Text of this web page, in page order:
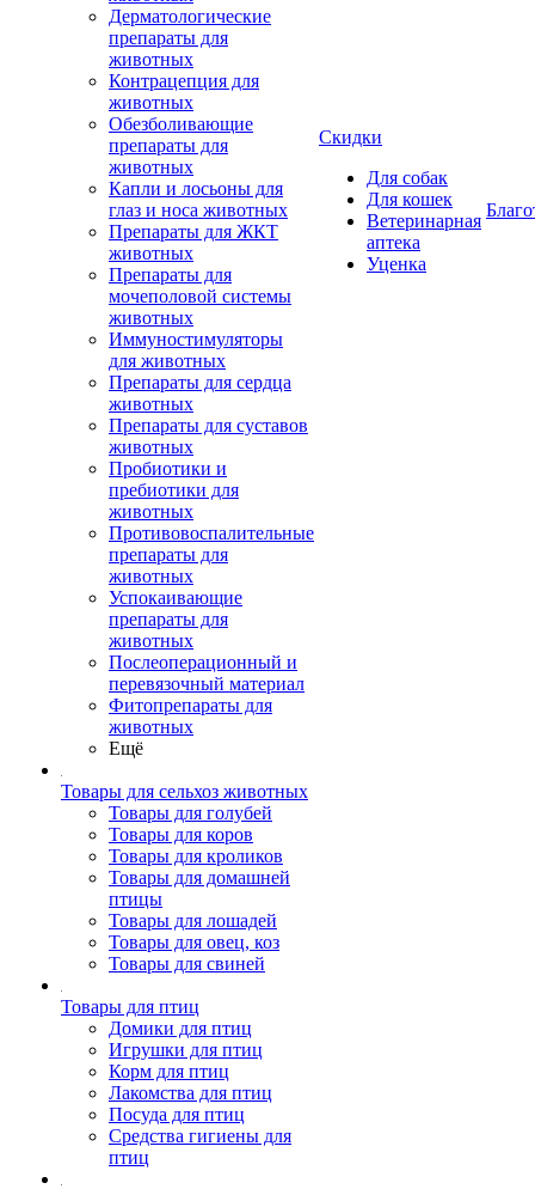
Дерматологические
препараты для
животных
Контрацепция для
животных
Обезболивающие
препараты для
животных
Капли и лосьоны для
глаз и носа животных
Препараты для ЖКТ
животных
Препараты для
мочеполовой системы
животных
Иммуностимуляторы
для животных
Препараты для сердца
животных
Препараты для суставов
животных
Пробиотики и
пребиотики для
животных
Противовоспалительные
препараты для
животных
Успокаивающие
препараты для
животных
Послеоперационный и
перевязочный материал
Фитопрепараты для
животных
Ещё
Товары для сельхоз животных
Товары для голубей
Товары для коров
Товары для кроликов
Товары для домашней
птицы
Товары для лошадей
Товары для овец, коз
Товары для свиней
Товары для птиц
Домики для птиц
Игрушки для птиц
Корм для птиц
Лакомства для птиц
Посуда для птиц
Средства гигиены для
птиц
Скидки
Для собак
Для кошек
Ветеринарная
аптека
Уценка